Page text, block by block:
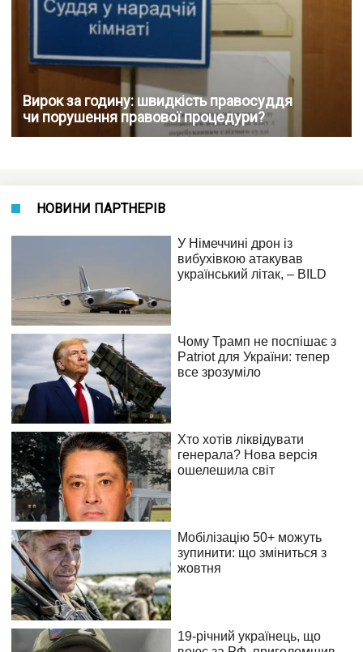
Вирок за годину: швидкість правосуддя
чи порушення правової процедури?
НОВИНИ ПАРТНЕРІВ